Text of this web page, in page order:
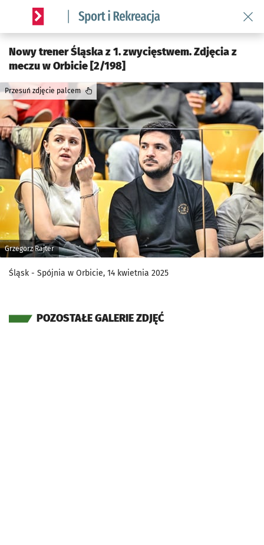
Serwis informacyjny wroclaw.pl podserwis: Sport i rekreacja
Nowy trener Śląska z 1. zwycięstwem. Zdjęcia z
meczu w Orbicie [2/198]
Grzegorz Rajter
Przesuń zdjęcie palcem
Śląsk - Spójnia w Orbicie, 14 kwietnia 2025
POZOSTAŁE GALERIE ZDJĘĆ